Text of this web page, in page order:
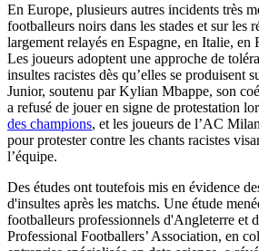
En Europe, plusieurs autres incidents très
footballeurs noirs dans les stades et sur les
largement relayés en Espagne, en Italie, en
Les joueurs adoptent une approche de
insultes racistes dès qu’elles se produisent
Junior, soutenu par Kylian Mbappe, son
a refusé de jouer en signe de protestation
des champions, et les joueurs de l’AC Milan
pour protester contre les chants racistes
l’équipe.
Des études ont toutefois mis en évidence
d'insultes après les matchs. Une étude
footballeurs professionnels d'Angleterre et
Professional Footballers’ Association, en